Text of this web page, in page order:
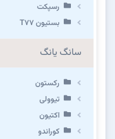
رسپکت
بستیون T۷۷
سانگ یانگ
رکستون
تیوولی
اکتیون
کوراندو